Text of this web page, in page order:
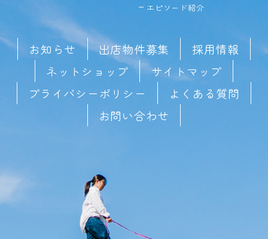
エピソード紹介
お知らせ 出店物件募集
採用情報
ネットショップ
サイトマップ
プライバシーポリシー
よくある質問
お問い合わせ